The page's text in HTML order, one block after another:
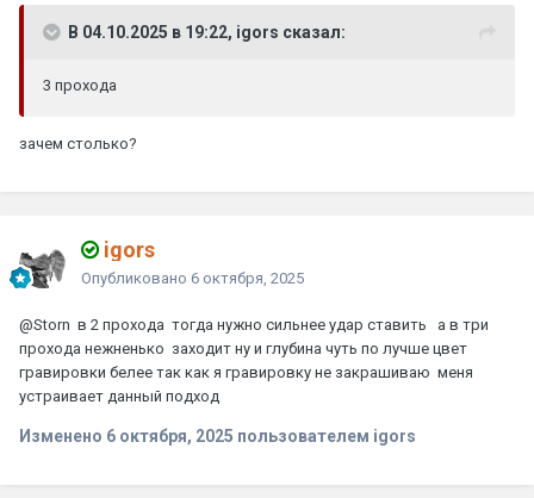
В 04.10.2025 в 19:22, igors сказал:
3 прохода
зачем столько?
igors
Опубликовано 6 октября, 2025
@Storn в 2 прохода тогда нужно сильнее удар ставить а в три
прохода нежненько заходит ну и глубина чуть по лучше цвет
гравировки белее так как я гравировку не закрашиваю меня
устраивает данный подход
Изменено 6 октября, 2025 пользователем igors